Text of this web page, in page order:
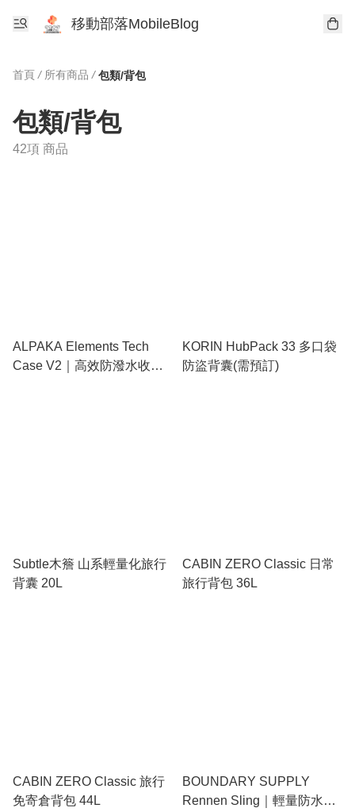
移動部落MobileBlog
首頁 / 所有商品 / 包類/背包
包類/背包
42項 商品
ALPAKA Elements Tech
Case V2｜高效防潑水收納
KORIN HubPack 33 多口袋
防盜背囊(需預訂)
Subtle木簷 山系輕量化旅行
背囊 20L
CABIN ZERO Classic 日常
旅行背包 36L
CABIN ZERO Classic 旅行
免寄倉背包 44L
BOUNDARY SUPPLY
Rennen Sling｜輕量防水X-